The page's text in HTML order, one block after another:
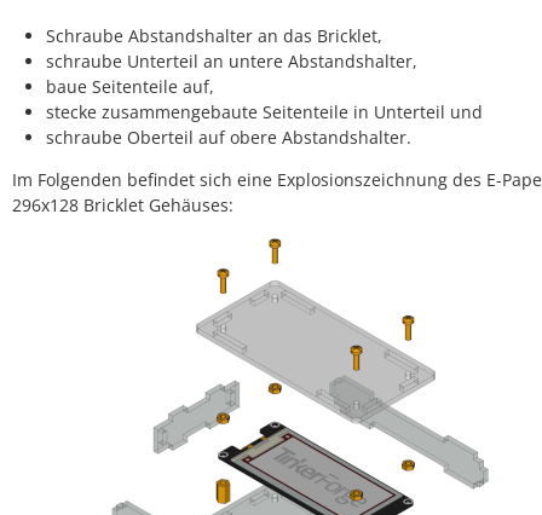
Schraube Abstandshalter an das Bricklet,
schraube Unterteil an untere Abstandshalter,
baue Seitenteile auf,
stecke zusammengebaute Seitenteile in Unterteil und
schraube Oberteil auf obere Abstandshalter.
Im Folgenden befindet sich eine Explosionszeichnung des E-
296x128 Bricklet Gehäuses: